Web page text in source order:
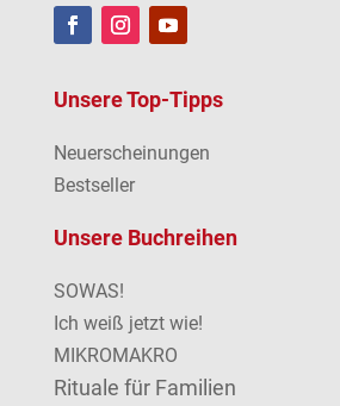
Unsere Top-Tipps
Neuerscheinungen
Bestseller
Unsere Buchreihen
SOWAS!
Ich weiß jetzt wie!
MIKROMAKRO
Rituale für Familien